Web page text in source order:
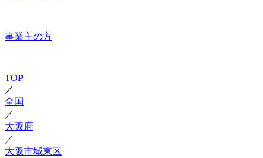
事業主の方
TOP
／
全国
／
大阪府
／
大阪市城東区